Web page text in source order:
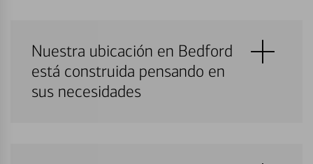
Nuestra ubicación en Bedford
está construida pensando en
sus necesidades